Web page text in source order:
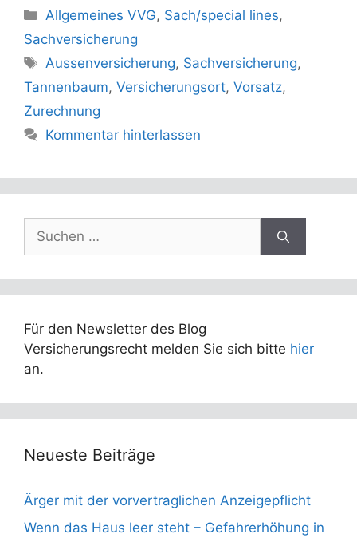
Kategorien
Allgemeines VVG, Sach/special lines,
Sachversicherung
Schlagwörter
Aussenversicherung, Sachversicherung,
Tannenbaum, Versicherungsort, Vorsatz,
Zurechnung
Kommentar hinterlassen
Suchen
nach:
Für den Newsletter des Blog
Versicherungsrecht melden Sie sich bitte hier
an.
Neueste Beiträge
Ärger mit der vorvertraglichen Anzeigepflicht
Wenn das Haus leer steht – Gefahrerhöhung in